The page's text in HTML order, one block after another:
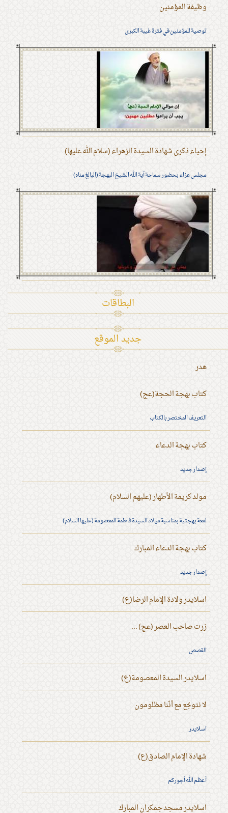
وظيفة المؤمنين
توصية للمؤمنين في فترة غيبة الكبرى
إحياء ذكرى شهادة السيدة الزهراء (سلام الله عليها)
مجلس عزاء بحضور سماحة آية الله الشيخ البهجة (البالغ مناه)
البطاقات
جديد الموقع
هدر
كتاب بهجة الحجة(عج)
التعريف المختصر بالكتاب
كتاب بهجة الدعاء
إصدار جديد
مولد كريمة الأطهار (عليهم السلام)
لمعة بهجتية بمناسبة ميلاد السيدة فاطمة المعصومة (عليها السلام)
كتاب بهجة الدعاء المبارك
إصدار جديد
اسلايدر ولادة الإمام الرضا(ع)
زرت صاحب العصر (عج) ...
القصص
اسلايدر السيدة المعصومة(ع)
لا نتوجّع مع أنّنا مظلومون
اسلايدر
شهادة الإمام الصادق(ع)
أعظم الله أجوركم
اسلايدر مسجد جمكران المبارك